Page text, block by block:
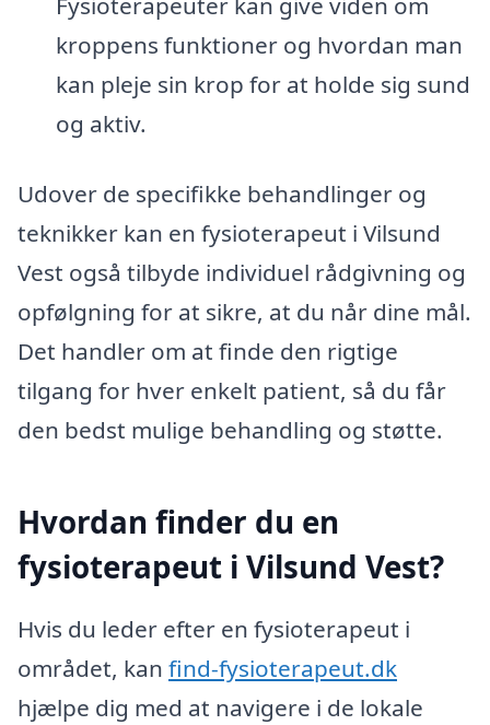
kroppens funktioner og hvordan man
kan pleje sin krop for at holde sig sund
og aktiv.
Udover de specifikke behandlinger og
teknikker kan en fysioterapeut i Vilsund
Vest også tilbyde individuel rådgivning og
opfølgning for at sikre, at du når dine mål.
Det handler om at finde den rigtige
tilgang for hver enkelt patient, så du får
den bedst mulige behandling og støtte.
Hvordan finder du en
fysioterapeut i Vilsund Vest?
Hvis du leder efter en fysioterapeut i
området, kan find-fysioterapeut.dk
hjælpe dig med at navigere i de lokale